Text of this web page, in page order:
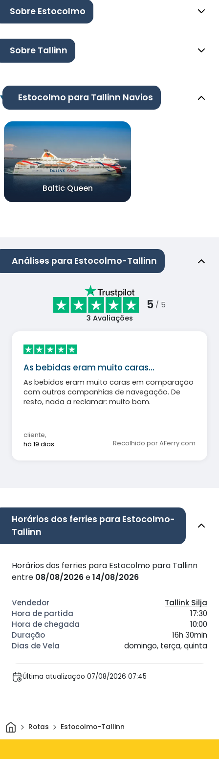
Sobre Estocolmo
Sobre Tallinn
Estocolmo para Tallinn Navios
Baltic Queen
Análises para Estocolmo-Tallinn
5 / 5
3 Avaliações
As bebidas eram muito caras…
As bebidas eram muito caras em comparação
com outras companhias de navegação. De
resto, nada a reclamar: muito bom.
cliente,
há 19 dias
Recolhido por AFerry.com
Horários dos ferries para Estocolmo-
Tallinn
Horários dos ferries para Estocolmo para Tallinn
entre 08/08/2026e14/08/2026
Tallink Silja
17:30
10:00
16h 30min
domingo, terça, quinta
Última atualização 07/08/2026 07:45
CasaRotas Estocolmo-Tallinn